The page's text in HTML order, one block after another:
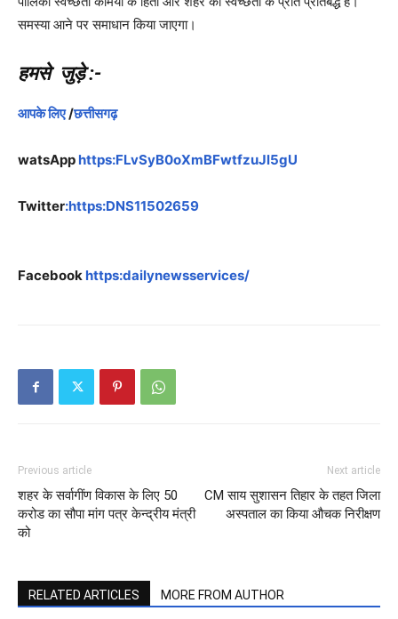
समस्या आने पर समाधान किया जाएगा।
हमसे जुड़े :-
आपके लिए/छत्तीसगढ़
watsApp https:FLvSyB0oXmBFwtfzuJl5gU
Twitter:https:DNS11502659
Facebook https:dailynewsservices/
Previous article
शहर के सर्वागींण विकास के लिए 50
करोड का सौपा मांग पत्र केन्द्रीय मंत्री
को
Next article
CM साय सुशासन तिहार के तहत जिला
अस्पताल का किया औचक निरीक्षण
RELATED ARTICLES MORE FROM AUTHOR